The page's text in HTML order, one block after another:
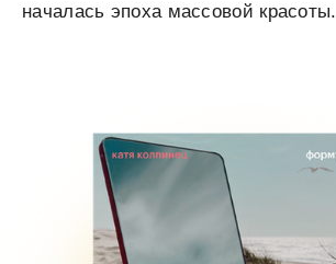
началась эпоха массовой красоты.